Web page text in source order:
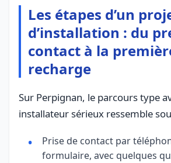
Les étapes d’un
d’installation : du
contact à la
recharge
Sur Perpignan, le parcours type
installateur sérieux ressemble
Prise de contact par
formulaire, avec quelques